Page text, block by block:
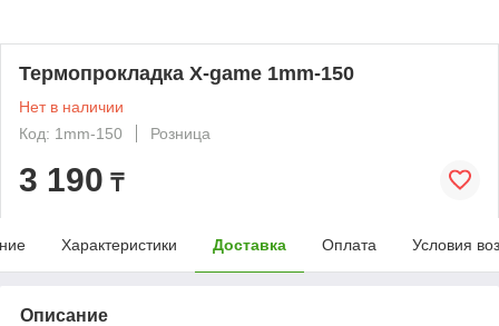
Термопрокладка X-game 1mm-150
Нет в наличии
Код: 1mm-150
Розница
3 190 ₸
Характеристики Доставка Оплата Условия
Описание